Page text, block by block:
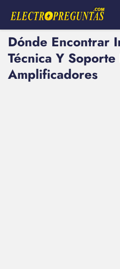
Dónde Encontrar
Técnica Y Soporte
Amplificadores